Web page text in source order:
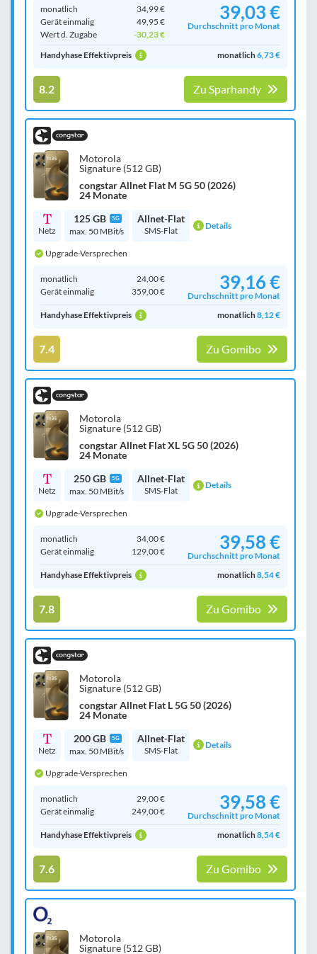
monatlich
34,99 €
Gerät einmalig
49,95 €
Wert d. Zugabe
-30,23 €
39,03 €
Durchschnitt pro Monat
Handyhase Effektivpreis monatlich6,73 €
8.2 Zu Sparhandy
Motorola
Signature (512 GB)
congstar Allnet Flat M 5G 50 (2026)
24 Monate
Netz
125 GB 5G
max. 50 MBit/s
Allnet-Flat
SMS-Flat Details
Upgrade-Versprechen
monatlich
24,00 €
Gerät einmalig
359,00 € 39,16 €
Durchschnitt pro Monat
Handyhase Effektivpreis
monatlich8,12 €
7.4 Zu Gomibo
Motorola
Signature (512 GB)
congstar Allnet Flat XL 5G 50 (2026)
24 Monate
Netz
250 GB 5G
max. 50 MBit/s
Allnet-Flat
SMS-Flat Details
Upgrade-Versprechen
monatlich
34,00 €
Gerät einmalig
129,00 € 39,58 €
Durchschnitt pro Monat
Handyhase Effektivpreis
monatlich8,54 €
7.8 Zu Gomibo
Motorola
Signature (512 GB)
congstar Allnet Flat L 5G 50 (2026)
24 Monate
Netz
200 GB 5G
max. 50 MBit/s
Allnet-Flat
SMS-Flat Details
Upgrade-Versprechen
monatlich
29,00 €
Gerät einmalig
249,00 € 39,58 €
Durchschnitt pro Monat
Handyhase Effektivpreis
monatlich8,54 €
7.6 Zu Gomibo
Motorola
Signature (512 GB)